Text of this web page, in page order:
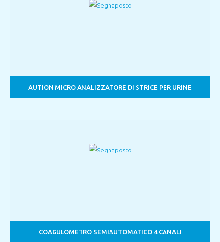
AUTION MICRO ANALIZZATORE DI STRICE PER URINE
COAGULOMETRO SEMIAUTOMATICO 4 CANALI